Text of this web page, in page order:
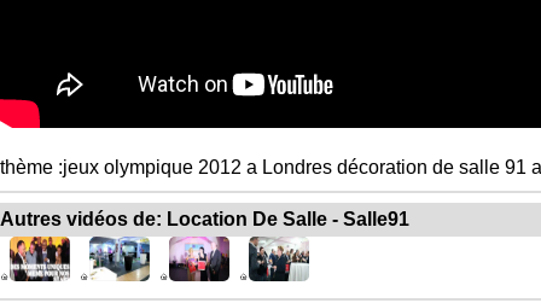
thème :jeux olympique 2012 a Londres décoration de salle 91
Autres vidéos de: Location De Salle - Salle91